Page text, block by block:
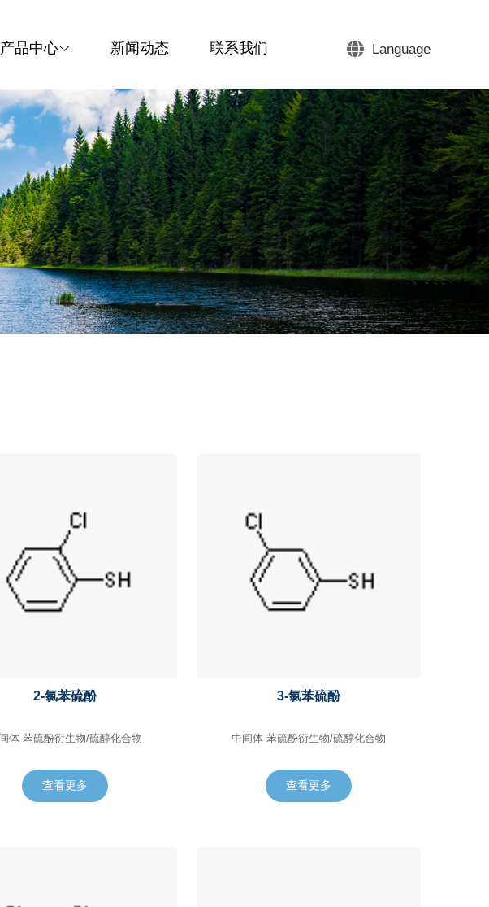
产品中心 新闻动态 联系我们 Language
2-氯苯硫酚
中间体 苯硫酚衍生物/硫醇化合物
查看更多
3-氯苯硫酚
中间体 苯硫酚衍生物/硫醇化合物
查看更多